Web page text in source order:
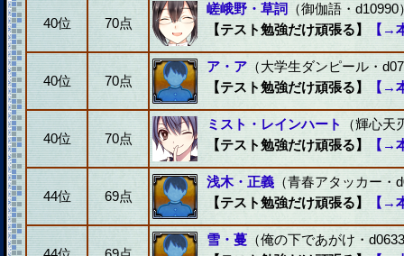
40位 70点
嵯峨野・草詞
（御伽語・d10990
【テスト勉強だけ頑張る】
【→
40位 70点
ア・ア （大学生ダンピール・
【テスト勉強だけ頑張る】
【→
40位 70点
ミスト・レインハート
（輝心天
【テスト勉強だけ頑張る】
【→
44位 69点
浅木・正義 （青春アタッカー・
【テスト勉強だけ頑張る】
【→
雪・蔓 （俺の下であがけ・